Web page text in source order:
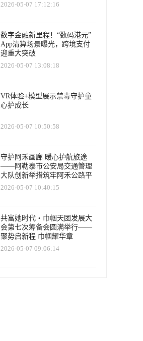
2026-05-07 17:12:16
数字金融新里程！“数码港元”
App清算场景曝光，跨境支付
迎重大突破
2026-05-07 13:08:18
VR体验+模型展示禁毒守护童
心护成长
2026-05-07 10:50:58
守护阿禾画廊 暖心护航旅途
——阿勒泰市公安局交通管理
大队创新举措筑牢阿禾公路平
安防线
2026-05-07 10:40:15
共富她时代・巾帼天团发展大
会第七次筹备会圆满举行——
聚势启新程 巾帼耀华章
2026-05-07 09:06:14